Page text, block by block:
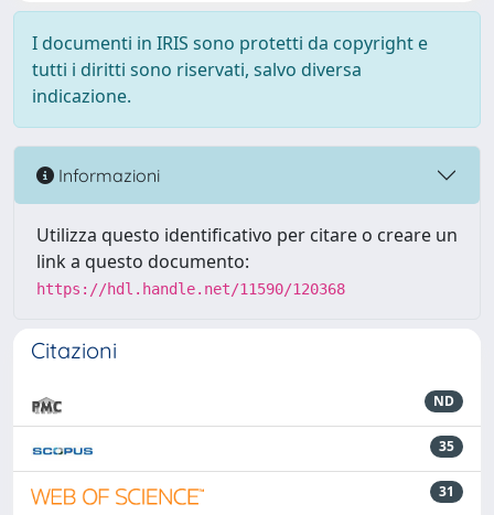
I documenti in IRIS sono protetti da copyright e
tutti i diritti sono riservati, salvo diversa
indicazione.
Informazioni
Utilizza questo identificativo per citare o creare un
link a questo documento:
https://hdl.handle.net/11590/120368
Citazioni
ND
35
31